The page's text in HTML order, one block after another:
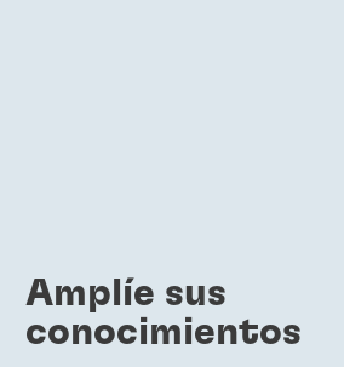
Amplíe sus
conocimientos